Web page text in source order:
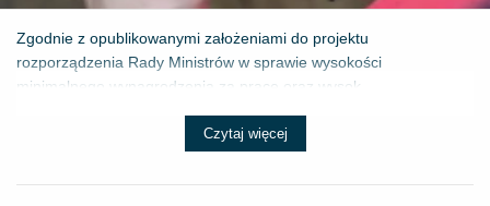
Zgodnie z opublikowanymi założeniami do projektu
rozporządzenia Rady Ministrów w sprawie wysokości
minimalnego wynagrodzenia za pracę oraz wysok...
Czytaj więcej